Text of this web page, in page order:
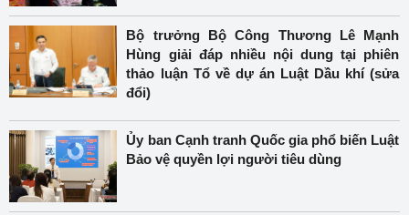
Bộ trưởng Bộ Công Thương Lê Mạnh
Hùng giải đáp nhiều nội dung tại phiên
thảo luận Tổ về dự án Luật Dầu khí (sửa
đổi)
Ủy ban Cạnh tranh Quốc gia phổ biến Luật
Bảo vệ quyền lợi người tiêu dùng